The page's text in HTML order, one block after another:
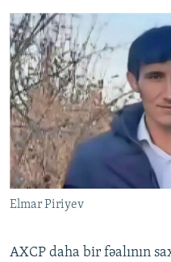
Elmar Piriyev
AXCP daha bir fəalının